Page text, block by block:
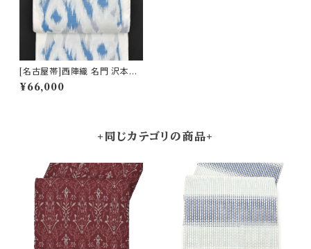
[名古屋帯]西陣織 名門 沢本織
物 謹製 変わり太子間道 九寸帯
正絹 日本製(商品番号:22185)
¥66,000
+同じカテゴリの商品+